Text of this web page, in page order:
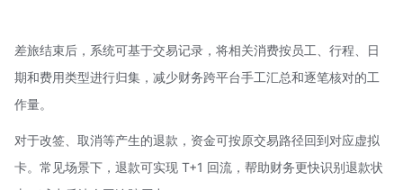
差旅结束后，系统可基于交易记录，将相关消费按员工、行程、日
期和费用类型进行归集，减少财务跨平台手工汇总和逐笔核对的工
作量。
对于改签、取消等产生的退款，资金可按原交易路径回到对应虚拟
卡。常见场景下，退款可实现 T+1 回流，帮助财务更快识别退款状